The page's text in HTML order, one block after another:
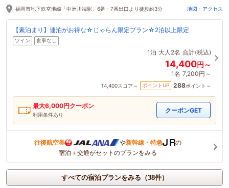
1時間前に予約されました
福岡市地下鉄空港線「中洲川端駅」6番・7番出口より徒歩約3分 地図・アクセス
【素泊まり】連泊がお得な☆じゃらん限定プラン☆2泊以上限定
ツイン 食事なし
1泊 大人2名 合計(税込)
14,400円～
1名 7,200円～
14,400スコア～ ポイントUP 288ポイント～
最大6,000円クーポン
利用条件あり
クーポンGET
往復航空券 や新幹線・特急
の
宿泊＋交通がセットのプランをみる
すべての宿泊プランをみる（38件）